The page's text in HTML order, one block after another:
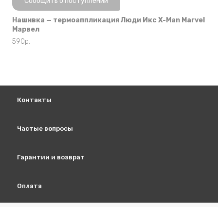
Нашивка — термоаппликация Люди Икс X-Man Marvel
Марвел
590р.
Контакты
Частые вопросы
Гарантии и возврат
Оплата